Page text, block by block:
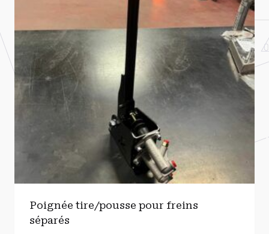
Poignée tire/pousse pour freins
séparés